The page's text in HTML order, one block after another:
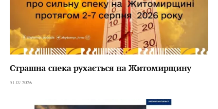
Страшна спека рухається на Житомирщину
31.07.2026